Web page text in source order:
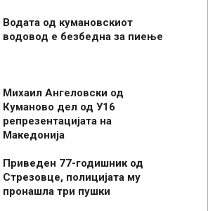
Водата од кумановскиот
водовод е безбедна за пиење
Михаил Ангеловски од
Куманово дел од У16
репрезентацијата на
Македонија
Приведен 77-годишник од
Стрезовце, полицијата му
пронашла три пушки